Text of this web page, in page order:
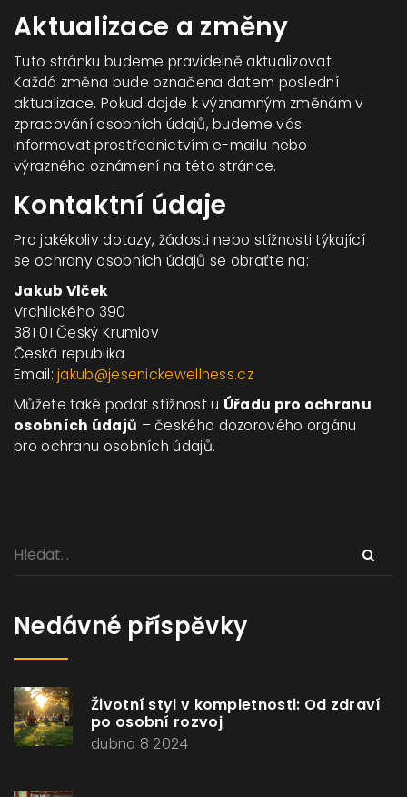
Aktualizace a změny
Tuto stránku budeme pravidelně aktualizovat.
Každá změna bude označena datem poslední
aktualizace. Pokud dojde k významným změnám v
zpracování osobních údajů, budeme vás
informovat prostřednictvím e-mailu nebo
výrazného oznámení na této stránce.
Kontaktní údaje
Pro jakékoliv dotazy, žádosti nebo stížnosti týkající
se ochrany osobních údajů se obraťte na:
Jakub Vlček
Vrchlického 390
381 01 Český Krumlov
Česká republika
Email:jakub@jesenickewellness.cz
Můžete také podat stížnost u Úřadu pro ochranu
osobních údajů – českého dozorového orgánu
pro ochranu osobních údajů.
Nedávné příspěvky
Životní styl v kompletnosti: Od zdraví
po osobní rozvoj
dubna 8 2024